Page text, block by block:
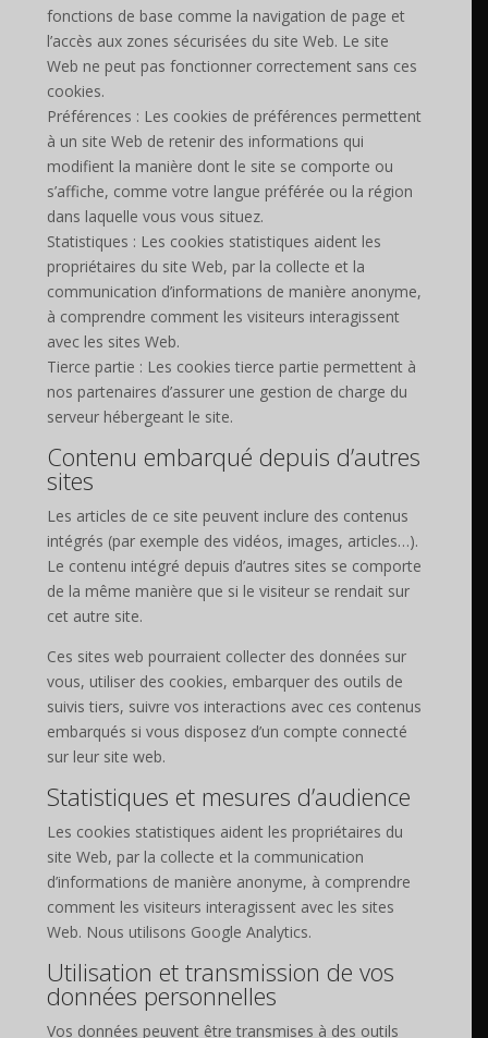
fonctions de base comme la navigation de page et
l’accès aux zones sécurisées du site Web. Le site
Web ne peut pas fonctionner correctement sans ces
cookies.
Préférences : Les cookies de préférences permettent
à un site Web de retenir des informations qui
modifient la manière dont le site se comporte ou
s’affiche, comme votre langue préférée ou la région
dans laquelle vous vous situez.
Statistiques : Les cookies statistiques aident les
propriétaires du site Web, par la collecte et la
communication d’informations de manière anonyme,
à comprendre comment les visiteurs interagissent
avec les sites Web.
Tierce partie : Les cookies tierce partie permettent à
nos partenaires d’assurer une gestion de charge du
serveur hébergeant le site.
Contenu embarqué depuis d’autres
sites
Les articles de ce site peuvent inclure des contenus
intégrés (par exemple des vidéos, images, articles…).
Le contenu intégré depuis d’autres sites se comporte
de la même manière que si le visiteur se rendait sur
cet autre site.
Ces sites web pourraient collecter des données sur
vous, utiliser des cookies, embarquer des outils de
suivis tiers, suivre vos interactions avec ces contenus
embarqués si vous disposez d’un compte connecté
sur leur site web.
Statistiques et mesures d’audience
Les cookies statistiques aident les propriétaires du
site Web, par la collecte et la communication
d’informations de manière anonyme, à comprendre
comment les visiteurs interagissent avec les sites
Web. Nous utilisons Google Analytics.
Utilisation et transmission de vos
données personnelles
Vos données peuvent être transmises à des outils